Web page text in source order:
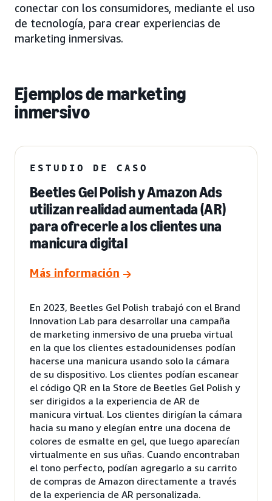
conectar con los consumidores, mediante el uso
de tecnología, para crear experiencias de
marketing inmersivas.
Ejemplos de marketing
inmersivo
ESTUDIO DE CASO
Beetles Gel Polish y Amazon Ads
utilizan realidad aumentada (AR)
para ofrecerle a los clientes una
manicura digital
Más información
En 2023, Beetles Gel Polish trabajó con el Brand
Innovation Lab para desarrollar una campaña
de marketing inmersivo de una prueba virtual
en la que los clientes estadounidenses podían
hacerse una manicura usando solo la cámara
de su dispositivo. Los clientes podían escanear
el código QR en la Store de Beetles Gel Polish y
ser dirigidos a la experiencia de AR de
manicura virtual. Los clientes dirigían la cámara
hacia su mano y elegían entre una docena de
colores de esmalte en gel, que luego aparecían
virtualmente en sus uñas. Cuando encontraban
el tono perfecto, podían agregarlo a su carrito
de compras de Amazon directamente a través
de la experiencia de AR personalizada.